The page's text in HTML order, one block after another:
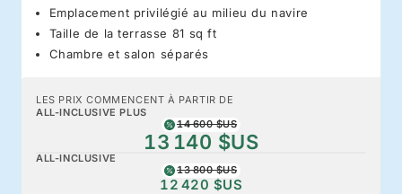
Emplacement privilégié au milieu du navire
Taille de la terrasse 81 sq ft
Chambre et salon séparés
LES PRIX COMMENCENT À PARTIR DE
ALL-INCLUSIVE PLUS
14 600 $US
13 140 $US
ALL-INCLUSIVE
13 800 $US
12 420 $US